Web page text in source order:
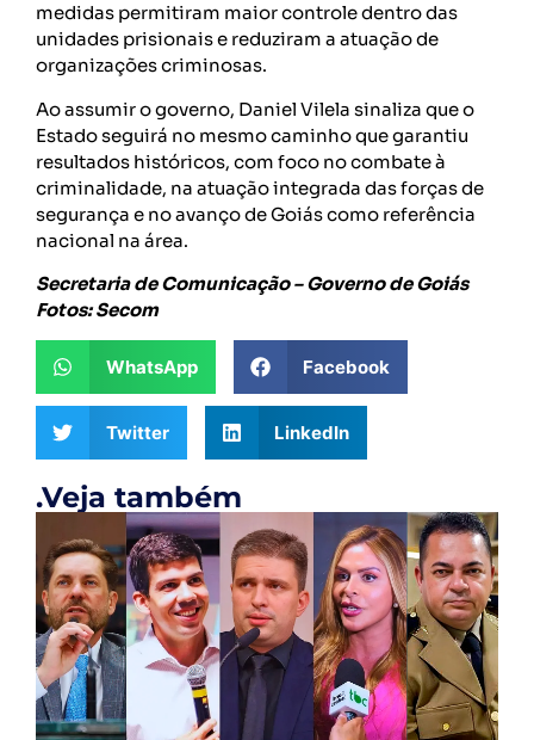
medidas permitiram maior controle dentro das
unidades prisionais e reduziram a atuação de
organizações criminosas.
Ao assumir o governo, Daniel Vilela sinaliza que o
Estado seguirá no mesmo caminho que garantiu
resultados históricos, com foco no combate à
criminalidade, na atuação integrada das forças de
segurança e no avanço de Goiás como referência
nacional na área.
Secretaria de Comunicação – Governo de Goiás
Fotos: Secom
WhatsApp Facebook
Twitter LinkedIn
.Veja também